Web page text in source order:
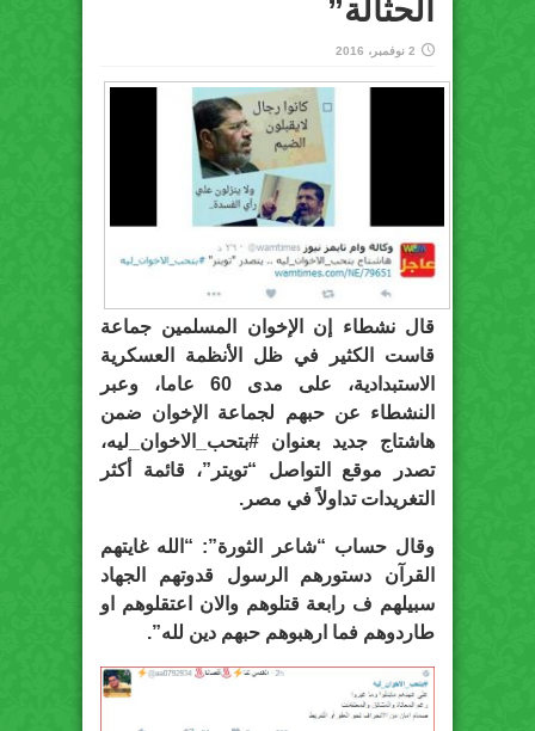
الحثالة”
2 نوفمبر، 2016
قال نشطاء إن الإخوان المسلمين جماعة
قاست الكثير في ظل الأنظمة العسكرية
الاستبدادية، على مدى 60 عاما، وعبر
النشطاء عن حبهم لجماعة الإخوان ضمن
هاشتاج جديد بعنوان #بتحب_الاخوان_ليه،
تصدر موقع التواصل “تويتر”، قائمة أكثر
التغريدات تداولاً في مصر.
وقال حساب “شاعر الثورة”: “الله غايتهم
القرآن دستورهم الرسول قدوتهم الجهاد
سبيلهم ف رابعة قتلوهم والان اعتقلوهم او
طاردوهم فما ارهبوهم حبهم دين لله”.